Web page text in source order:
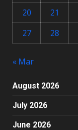
20
21
27
28
« Mar
August 2026
July 2026
June 2026